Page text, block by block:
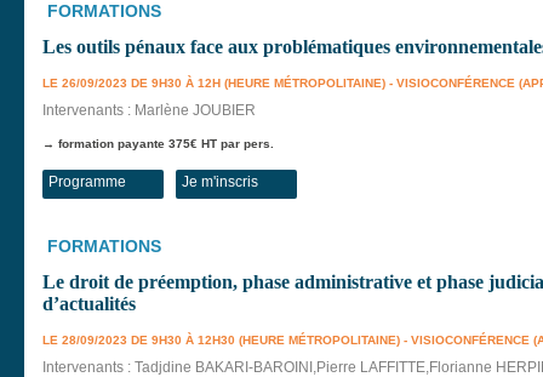
FORMATIONS
Les outils pénaux face aux problématiques
LE 26/09/2023 DE 9H30 À 12H (HEURE MÉTROPOLITAINE) - VISIOCONFÉRENCE
Intervenants : Marlène JOUBIER
→ formation payante 375€ HT par pers.
Programme Je m'inscris
FORMATIONS
Le droit de préemption, phase administrative et phase
d’actualités
LE 28/09/2023 DE 9H30 À 12H30 (HEURE MÉTROPOLITAINE) - VISIOCONFÉRENCE
Intervenants : Tadjdine BAKARI-BAROINI,Pierre LAFFITTE,Florianne